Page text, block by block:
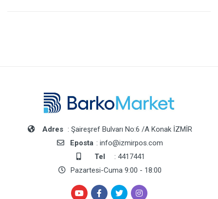
Adres : Şaireşref Bulvarı No:6 /A Konak İZMİR
Eposta : info@izmirpos.com
Tel
: 4417441
Pazartesi-Cuma 9:00 - 18:00